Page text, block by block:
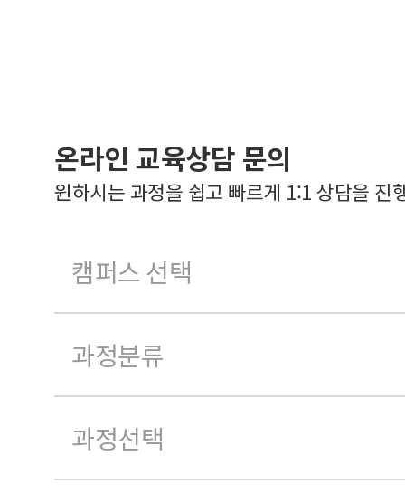
온라인 교육상담 문의
원하시는 과정을 쉽고 빠르게 1:1 상담을 진